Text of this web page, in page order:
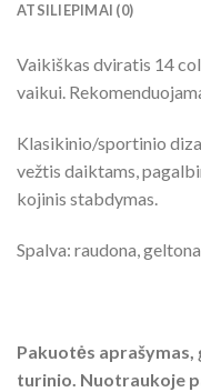
ATSILIEPIMAI (0)
Vaikiškas dviratis 14
vaikui.
Klasikinio/sportinio
vežtis daiktams,
kojinis stabdymas.
Spalva: raudona, geltona
Pakuotės
turinio. Nuotraukoje